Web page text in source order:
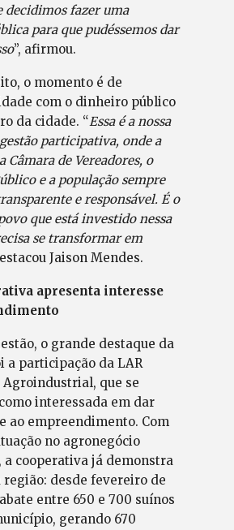
decidimos fazer uma
para que pudéssemos dar
”, afirmou.
o momento é de
com o dinheiro público
da cidade. “Essa é a nossa
participativa, onde a
Câmara de Vereadores, o
e a população sempre
e responsável. É o
que está investido nessa
se transformar em
Jaison Mendes.
apresenta interesse
o grande destaque da
a participação da LAR
Agroindustrial, que se
interessada em dar
ao empreendimento. Com
no agronegócio
a cooperativa já demonstra
região: desde fevereiro de
entre 650 e 700 suínos
gerando 670